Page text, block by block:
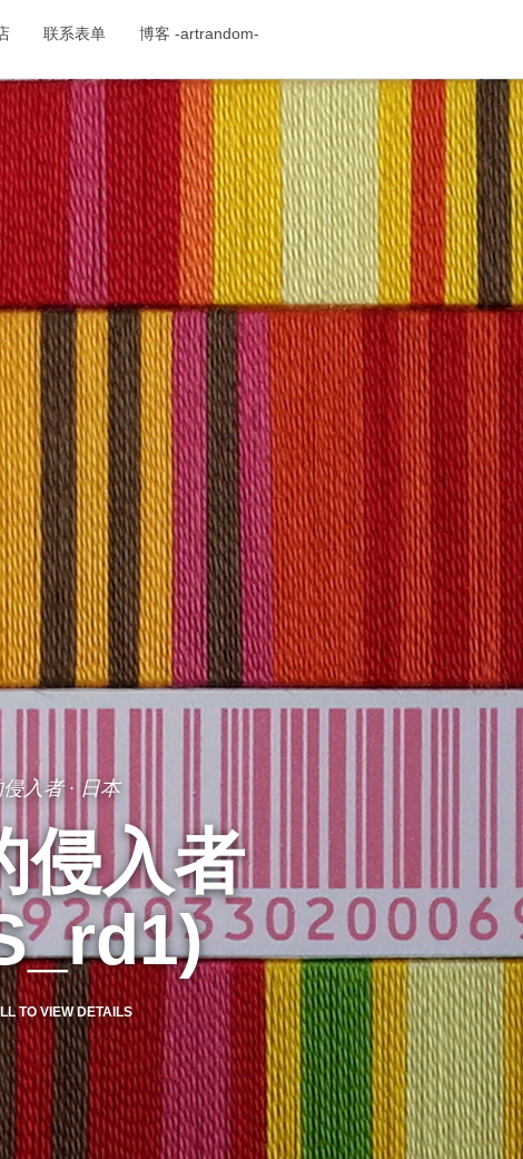
联系表单 博客 -artrandom-
入者· 日本
侵入者
TO VIEW DETAILS